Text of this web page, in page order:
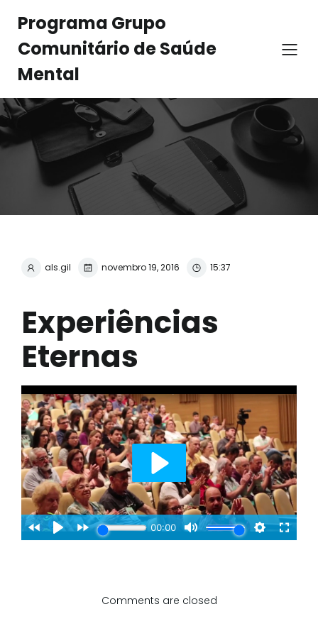
Programa Grupo
Comunitário de Saúde
Mental
als.gil novembro 19, 2016 15:37
Experiências
Eternas
Comments are closed